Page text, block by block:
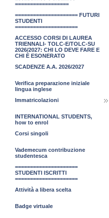
==================
===================== FUTURI
STUDENTI
=====================
ACCESSO CORSI DI LAUREA
TRIENNALI- TOLC-E/TOLC-SU
2026/2027: CHI LO DEVE FARE E
CHI È ESONERATO
SCADENZE A.A. 2026/2027
Verifica preparazione iniziale
lingua inglese
Immatricolazioni
INTERNATIONAL STUDENTS,
how to enrol
Corsi singoli
Vademecum contribuzione
studentesca
=====================
STUDENTI ISCRITTI
=====================
Attività a libera scelta
Badge virtuale